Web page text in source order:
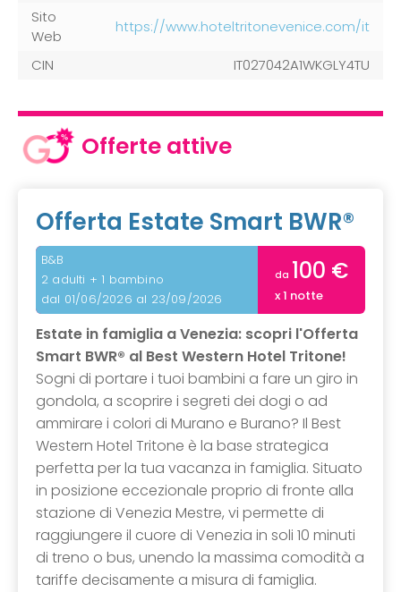
Sito
Web
https://www.hoteltritonevenice.com/it
CIN IT027042A1WKGLY4TU
Offerte attive
Offerta Estate Smart BWR®
B&B
2 adulti + 1 bambino
dal 01/06/2026 al 23/09/2026
da 100 €
x 1 notte
Estate in famiglia a Venezia: scopri l'Offerta
Smart BWR® al Best Western Hotel Tritone!
Sogni di portare i tuoi bambini a fare un giro in
gondola, a scoprire i segreti dei dogi o ad
ammirare i colori di Murano e Burano? Il Best
Western Hotel Tritone è la base strategica
perfetta per la tua vacanza in famiglia. Situato
in posizione eccezionale proprio di fronte alla
stazione di Venezia Mestre, vi permette di
raggiungere il cuore di Venezia in soli 10 minuti
di treno o bus, unendo la massima comodità a
tariffe decisamente a misura di famiglia.